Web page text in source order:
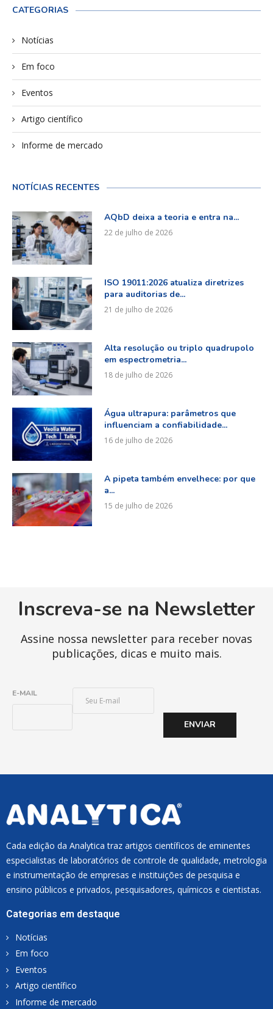
CATEGORIAS
Notícias
Em foco
Eventos
Artigo científico
Informe de mercado
NOTÍCIAS RECENTES
AQbD deixa a teoria e entra na...
22 de julho de 2026
ISO 19011:2026 atualiza diretrizes
para auditorias de...
21 de julho de 2026
Alta resolução ou triplo quadrupolo
em espectrometria...
18 de julho de 2026
Água ultrapura: parâmetros que
influenciam a confiabilidade...
16 de julho de 2026
A pipeta também envelhece: por que
a...
15 de julho de 2026
Inscreva-se na Newsletter
Assine nossa newsletter para receber novas
publicações, dicas e muito mais.
E-MAIL
ENVIAR
Cada edição da Analytica traz artigos científicos de eminentes
especialistas de laboratórios de controle de qualidade, metrologia
e instrumentação de empresas e instituições de pesquisa e
ensino públicos e privados, pesquisadores, químicos e cientistas.
Categorias em destaque
Notícias
Em foco
Eventos
Artigo científico
Informe de mercado